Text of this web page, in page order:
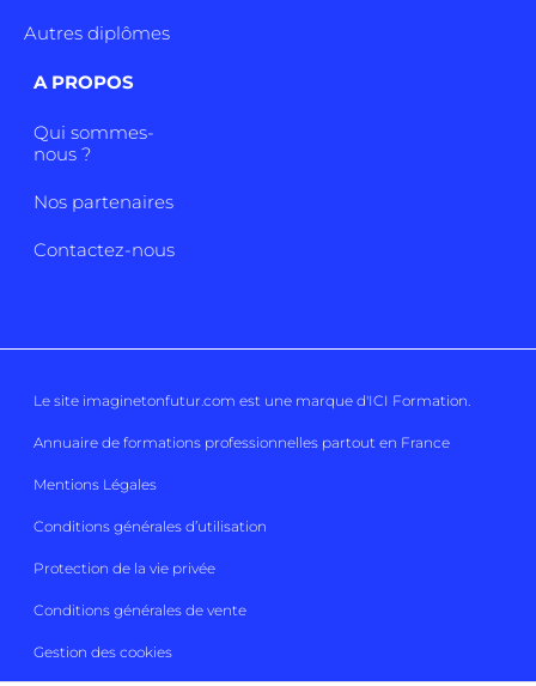
Autres diplômes
A PROPOS
Qui sommes-
nous ?
Nos partenaires
Contactez-nous
Le site imaginetonfutur.com est une marque d'ICI Formation.
Annuaire de formations professionnelles partout en France
Mentions Légales
Conditions générales d’utilisation
Protection de la vie privée
Conditions générales de vente
Gestion des cookies